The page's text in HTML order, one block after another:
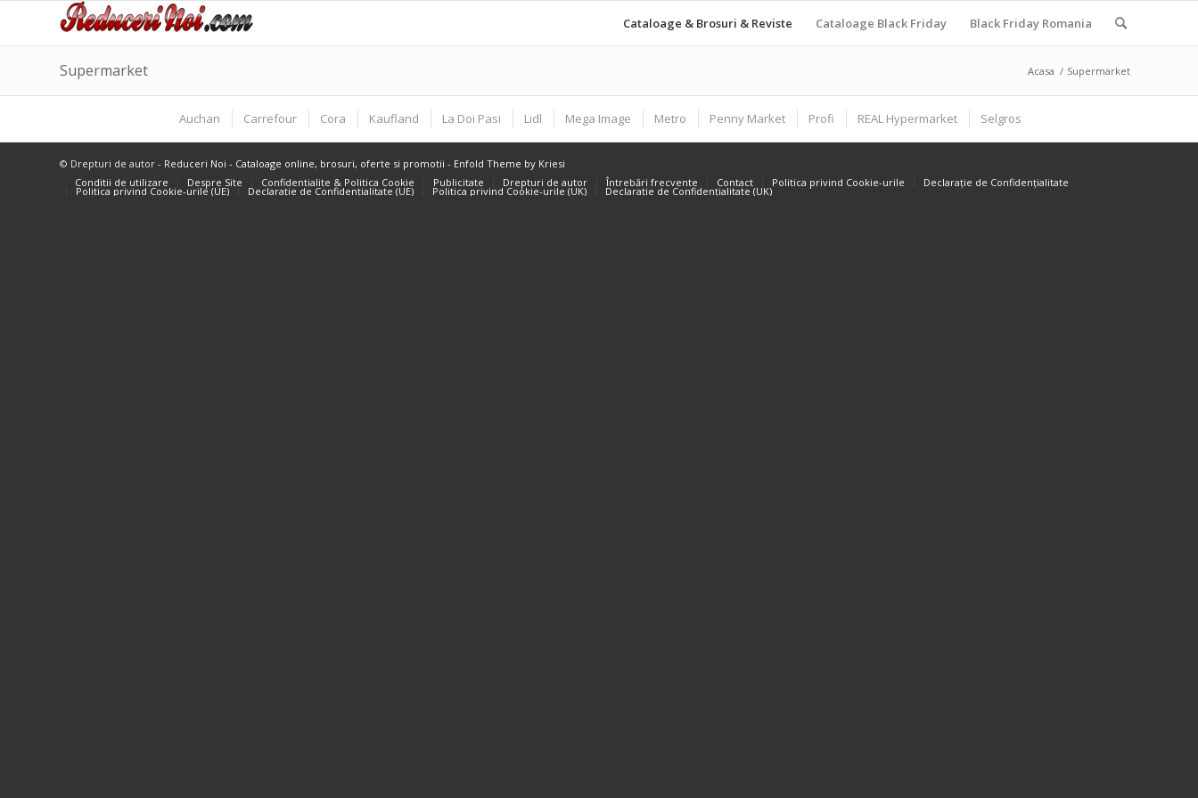
Cataloage & Brosuri & Reviste Cataloage Black Friday Black Friday Romania
Supermarket Acasa / Supermarket
Auchan Carrefour Cora Kaufland La Doi Pasi Lidl Mega Image Metro Penny Market Profi REAL Hypermarket Selgros
© Drepturi de autor - Reduceri Noi - Cataloage online, brosuri, oferte si promotii - Enfold Theme by Kriesi
Conditii de utilizare
Despre Site Confidentialite & Politica Cookie Publicitate Drepturi de autor Întrebări frecvente Contact Politica privind Cookie-urile Declarație de Confidențialitate
Politica privind Cookie-urile (UE) Declarație de Confidențialitate (UE) Politica privind Cookie-urile (UK) Declarație de Confidențialitate (UK)